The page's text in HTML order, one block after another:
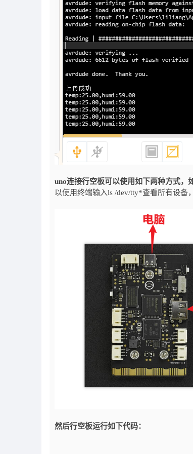
uno连接行空板可以使用如下两种方式，
以使用终端输入ls /dev/tty*查看所有设备
然后行空板运行如下代码：